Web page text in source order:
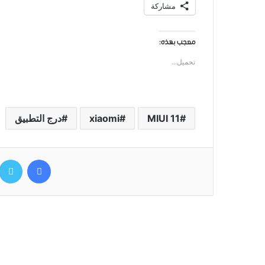
مشاركة
معجب بهذه:
تحميل...
MIUI 11
xiaomi درج التطبيق
فيسبوك